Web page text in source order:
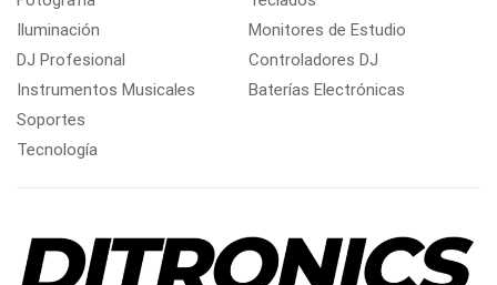
Iluminación
DJ Profesional
Instrumentos Musicales
Soportes
Tecnología
Monitores de Estudio
Controladores DJ
Baterías Electrónicas